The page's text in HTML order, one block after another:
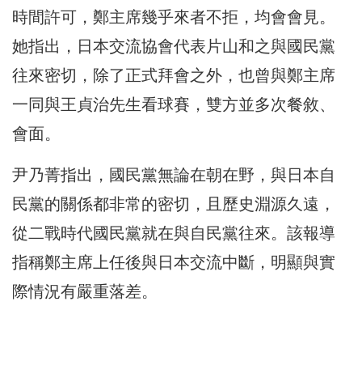
時間許可，鄭主席幾乎來者不拒，均會會見。
她指出，日本交流協會代表片山和之與國民黨
往來密切，除了正式拜會之外，也曾與鄭主席
一同與王貞治先生看球賽，雙方並多次餐敘、
會面。
尹乃菁指出，國民黨無論在朝在野，與日本自
民黨的關係都非常的密切，且歷史淵源久遠，
從二戰時代國民黨就在與自民黨往來。該報導
指稱鄭主席上任後與日本交流中斷，明顯與實
際情況有嚴重落差。